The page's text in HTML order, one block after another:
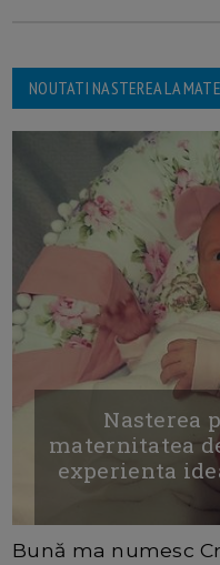
NOUTATI NASTEREA LA
Nasterea
maternitatea
experienta
Bună ma numesc